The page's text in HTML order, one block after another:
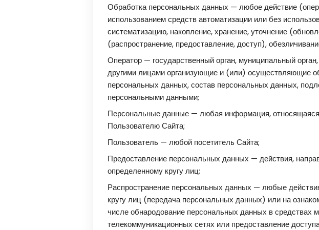
Обработка персональных данных — любое действие
использованием средств автоматизации или без
систематизацию, накопление, хранение, уточнение
(распространение, предоставление, доступ),
Оператор — государственный орган, муниципальный
другими лицами организующие и (или) осуществляющие
персональных данных, состав персональных данных,
персональными данными;
Персональные данные — любая информация,
Пользователю Сайта;
Пользователь — любой посетитель Сайта;
Предоставление персональных данных — действия,
определенному кругу лиц;
Распространение персональных данных — любые
кругу лиц (передача персональных данных) или на
числе обнародование персональных данных в
телекоммуникационных сетях или предоставление